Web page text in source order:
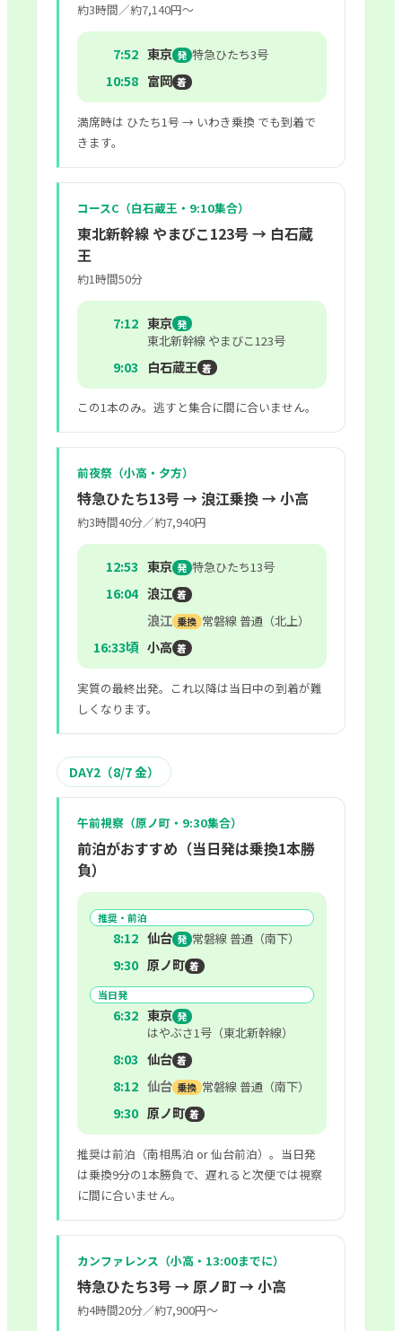
約3時間／約7,140円〜
7:52 東京 発 特急ひたち3号
10:58 富岡 着
満席時は ひたち1号 → いわき乗換 でも到着で
きます。
コースC（白石蔵王・9:10集合）
東北新幹線 やまびこ123号 → 白石蔵
王
約1時間50分
7:12 東京 発
東北新幹線 やまびこ123号
9:03 白石蔵王 着
この1本のみ。逃すと集合に間に合いません。
前夜祭（小高・夕方）
特急ひたち13号 → 浪江乗換 → 小高
約3時間40分／約7,940円
12:53 東京 発 特急ひたち13号
16:04 浪江 着
浪江 乗換 常磐線 普通（北上）
16:33頃 小高 着
実質の最終出発。これ以降は当日中の到着が難
しくなります。
DAY2（8/7 金）
午前視察（原ノ町・9:30集合）
前泊がおすすめ（当日発は乗換1本勝
負）
推奨・前泊
8:12 仙台 発 常磐線 普通（南下）
9:30 原ノ町 着
当日発
6:32 東京 発
はやぶさ1号（東北新幹線）
8:03 仙台 着
8:12 仙台 乗換 常磐線 普通（南下）
9:30 原ノ町 着
推奨は前泊（南相馬泊 or 仙台前泊）。当日発
は乗換9分の1本勝負で、遅れると次便では視察
に間に合いません。
カンファレンス（小高・13:00までに）
特急ひたち3号 → 原ノ町 → 小高
約4時間20分／約7,900円〜